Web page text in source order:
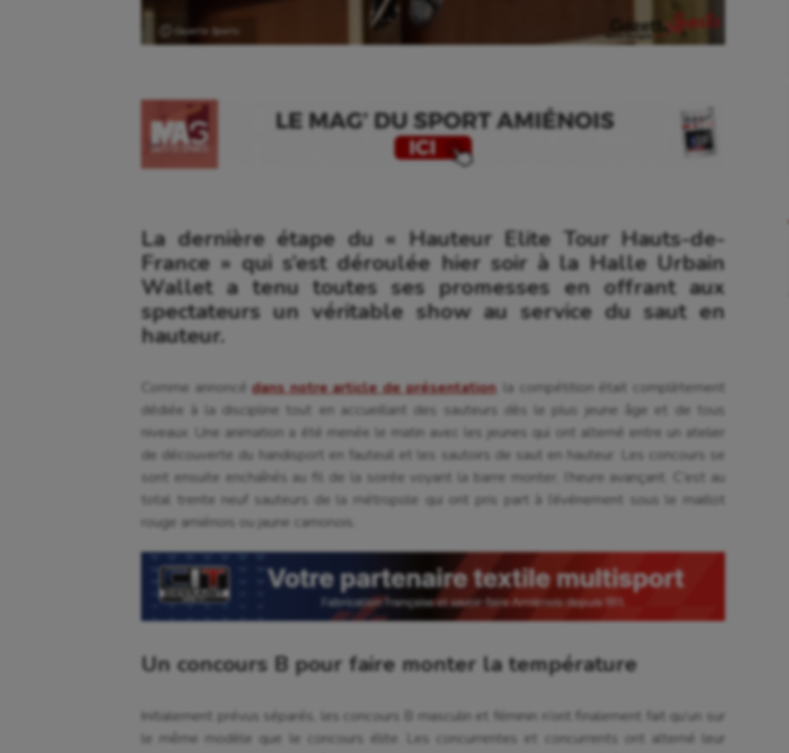
Ⓒ Gazette Sports
La dernière étape du « Hauteur Elite Tour Hauts-de-
France » qui s’est déroulée hier soir à la Halle Urbain
Wallet a tenu toutes ses promesses en offrant aux
spectateurs un véritable show au service du saut en
hauteur.
Comme annoncédans notre article de présentation, la compétition était complètement
dédiée à la discipline tout en accueillant des sauteurs dès le plus jeune âge et de tous
niveaux. Une animation a été menée le matin avec les jeunes qui ont alterné entre un atelier
de découverte du handisport en fauteuil et les sautoirs de saut en hauteur. Les concours se
sont ensuite enchaînés au fil de la soirée voyant la barre monter, l’heure avançant. C’est au
total trente neuf sauteurs de la métropole qui ont pris part à l’événement sous le maillot
rouge amiénois ou jaune camonois.
Un concours B pour faire monter la température
Initialement prévus séparés, les concours B masculin et féminin n’ont finalement fait qu’un sur
le même modèle que le concours élite. Les concurrentes et concurrents ont alterné leur